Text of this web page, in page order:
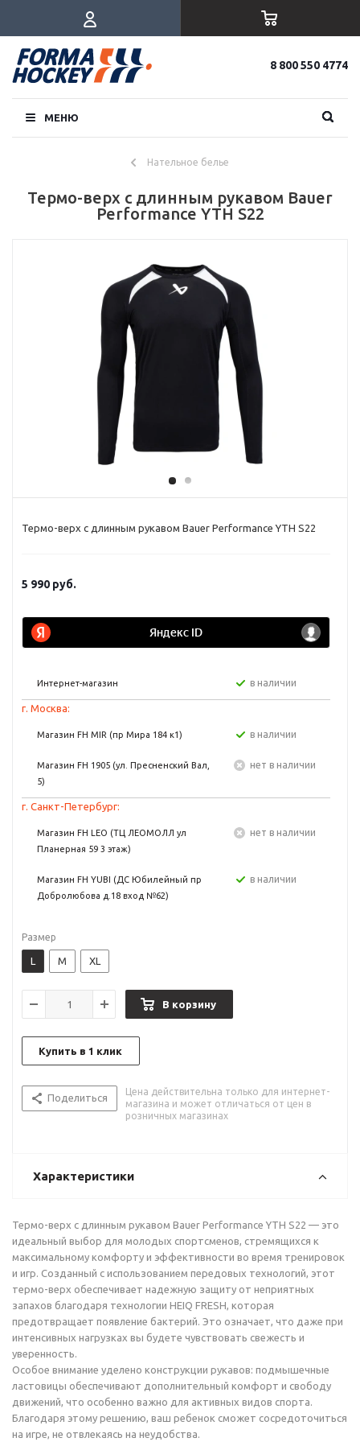
8 800 550 4774
МЕНЮ
Нательное белье
Термо-верх с длинным рукавом Bauer
Performance YTH S22
Термо-верх с длинным рукавом Bauer Performance YTH S22
5 990 руб.
Интернет-магазин в наличии
г. Москва:
Магазин FH MIR (пр Мира 184 к1) в наличии
Магазин FH 1905 (ул. Пресненский Вал,
5)
Нет в наличии
г. Санкт-Петербург:
Магазин FH LEO (ТЦ ЛЕОМОЛЛ ул
Планерная 59 3 этаж)
Нет в наличии
Магазин FH YUBI (ДС Юбилейный пр
Добролюбова д.18 вход №62)
в наличии
Размер
L M XL
В корзину
Купить в 1 клик
Поделиться
Цена действительна только для интернет-
магазина и может отличаться от цен в
розничных магазинах
Характеристики
Термо-верх с длинным рукавом Bauer Performance YTH S22 — это
идеальный выбор для молодых спортсменов, стремящихся к
максимальному комфорту и эффективности во время тренировок
и игр. Созданный с использованием передовых технологий, этот
термо-верх обеспечивает надежную защиту от неприятных
запахов благодаря технологии HEIQ FRESH, которая
предотвращает появление бактерий. Это означает, что даже при
интенсивных нагрузках вы будете чувствовать свежесть и
уверенность.
Особое внимание уделено конструкции рукавов: подмышечные
ластовицы обеспечивают дополнительный комфорт и свободу
движений, что особенно важно для активных видов спорта.
Благодаря этому решению, ваш ребенок сможет сосредоточиться
на игре, не отвлекаясь на неудобства.